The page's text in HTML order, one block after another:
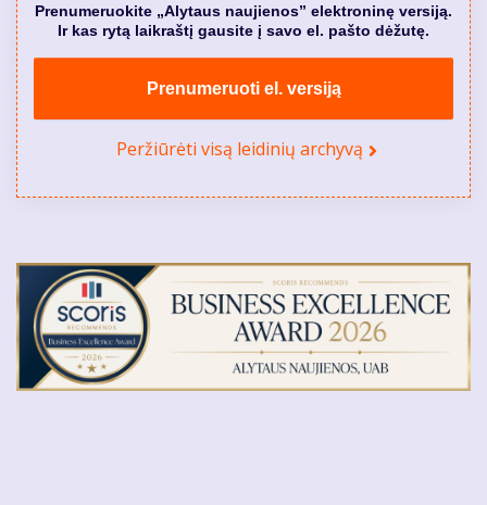
Prenumeruokite „Alytaus naujienos” elektroninę versiją.
Ir kas rytą laikraštį gausite į savo el. pašto dėžutę.
Prenumeruoti el. versiją
Peržiūrėti visą leidinių archyvą